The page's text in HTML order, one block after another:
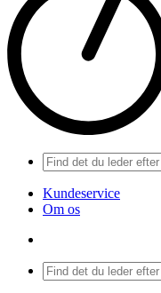
Kundeservice
Om os
Menu